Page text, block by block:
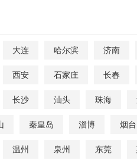
大连 哈尔滨 济南
西安 石家庄 长春
长沙 汕头 珠海
秦皇岛 淄博 烟台
温州 泉州 东莞